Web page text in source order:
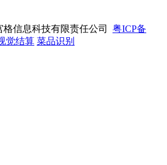
格信息科技有限责任公司 粤ICP备
觉结算 菜品识别